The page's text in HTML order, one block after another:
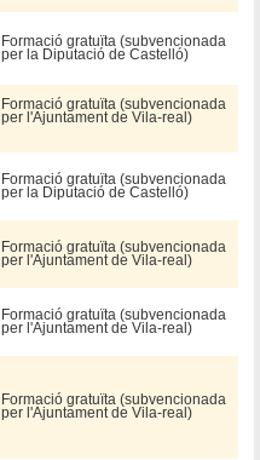
Formació gratuïta (subvencionada
per la Diputació de Castelló)
Formació gratuïta (subvencionada
per l'Ajuntament de Vila-real)
Formació gratuïta (subvencionada
per la Diputació de Castelló)
Formació gratuïta (subvencionada
per l'Ajuntament de Vila-real)
Formació gratuïta (subvencionada
per l'Ajuntament de Vila-real)
Formació gratuïta (subvencionada
per l'Ajuntament de Vila-real)